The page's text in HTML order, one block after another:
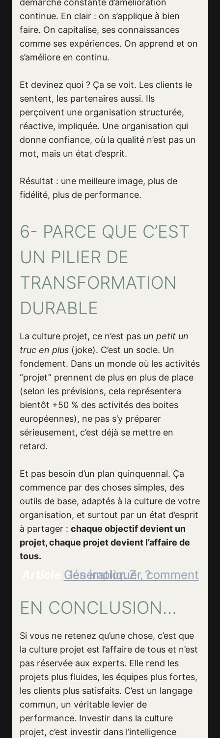
démarche constante d’amélioration
continue. En clair : on s’applique à bien
faire. On capitalise, ses connaissances
comme ses expériences. On apprend et on
s’améliore en continu.
Et devinez quoi ? Ça se voit. Les clients le
sentent, les partenaires aussi. Ils
perçoivent une organisation structurée,
réactive, impliquée. Une organisation qui
donne confiance, où la qualité n’est pas un
mot, mais un état d’esprit.
Résultat : une meilleure image, plus de
fidélité, plus de performance.
6- PARCE QUE C’EST
UN PILIER DE
TRANSFORMATION
DURABLE
La culture projet, ce n’est pas un petit un
truc en plus (joke). C’est un socle. Un
fondement. Dans un monde où les activités
“projet” prennent de plus en plus de place
(selon les prévisions, cela représentera
bientôt +50 % des activités des boites
européennes), ne pas s’y préparer
sérieusement, c’est déjà se mettre en
retard.
Et pas besoin d’un plan quinquennal. Ça
commence par des choses simples, des
outils de base, adaptés à la culture de votre
organisation, et surtout par un état d’esprit
à partager : chaque objectif devient un
projet, chaque projet devient l’affaire de
tous.
Génération Z , comment les impliquer ?
EN CONCLUSION…
Si vous ne retenez qu’une chose, c’est que
la culture projet est l’affaire de tous et n’est
pas réservée aux experts. Elle rend les
projets plus fluides, les équipes plus fortes,
les clients plus satisfaits. C’est un langage
commun, un véritable levier de
performance. Investir dans la culture
projet, c’est investir dans l’intelligence